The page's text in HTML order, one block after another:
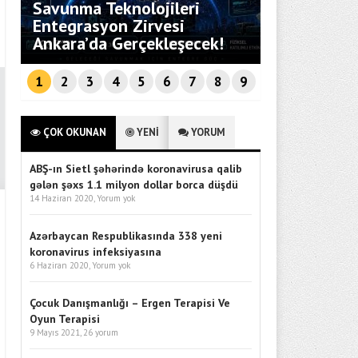
Savunma Teknolojileri
Entegrasyon Zirvesi
Ankara’da Gerçekleşecek!
Bebekli
Rehberi
1 2 3 4 5 6 7 8 9
ÇOK OKUNAN YENİ YORUM
ABŞ-ın Sietl şəhərində koronavirusa qalib
gələn şəxs 1.1 milyon dollar borca düşdü
14 Haziran 2020, Yorum yok
Azərbaycan Respublikasında 338 yeni
koronavirus infeksiyasına
6 Haziran 2020, Yorum yok
Çocuk Danışmanlığı – Ergen Terapisi Ve
Oyun Terapisi
9 Mayıs 2021, 26 yorum